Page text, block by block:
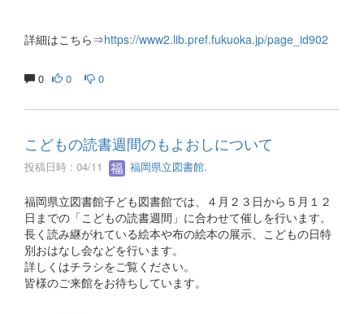
詳細はこちら⇒https://www2.lib.pref.fukuoka.jp/page_id902
0 0 0
こどもの読書週間のもよおしについて
投稿日時 : 04/11 福岡県立図書館.
福岡県立図書館子ども図書館では、４月２３日から５月１２
日までの「こどもの読書週間」に合わせて催しを行います。
長く読み継がれている絵本や布の絵本の展示、こどもの日特
別おはなし会などを行います。
詳しくはチラシをご覧ください。
皆様のご来館をお待ちしています。